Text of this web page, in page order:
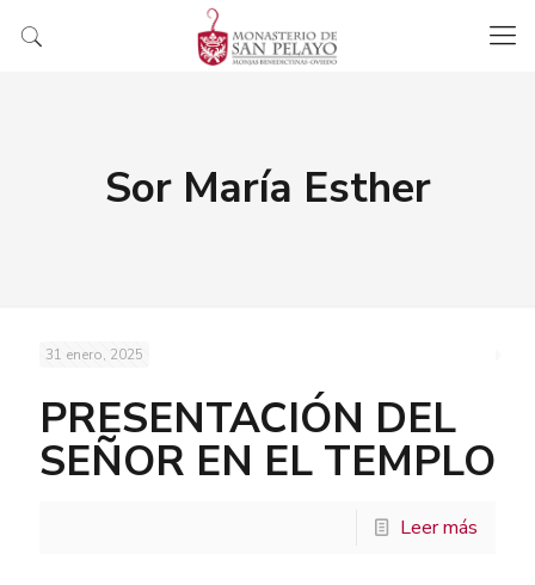
Sor María Esther
31 enero, 2025
PRESENTACIÓN DEL
SEÑOR EN EL TEMPLO
Leer más